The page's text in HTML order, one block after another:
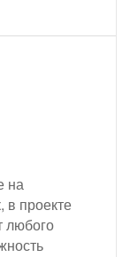
на
в проекте
любого